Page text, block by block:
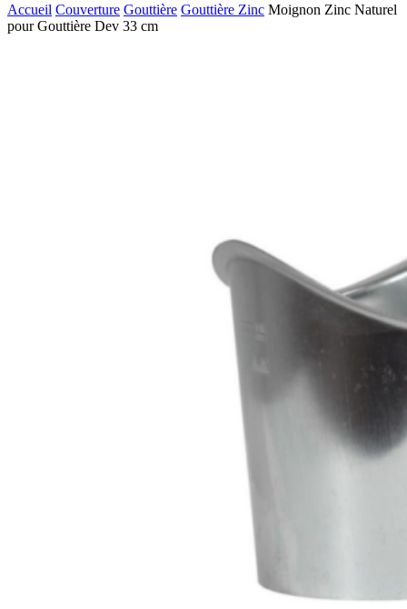
Accueil Couverture Gouttière Gouttière Zinc Moignon Zinc Naturel
pour Gouttière Dev 33 cm